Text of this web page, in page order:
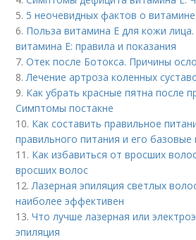
5. 5 неочевидных фактов о
6. Польза витамина Е для кожи
витамина E: правила и показания
7.Отек после Ботокса. Причины
8.Лечение артроза коленных
9. Как убрать красные пятна после
Симптомы постакне
10. Как составить правильное
правильного питания и его базовые
11. Как избавиться от вросших
вросших волос
12.Лазерная эпиляция светлых
наиболее эффективен
13.Что лучше лазерная или
эпиляция